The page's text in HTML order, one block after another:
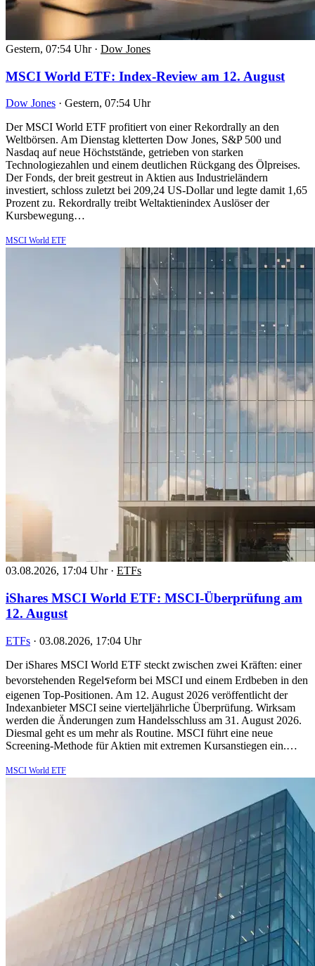
Gestern, 07:54 Uhr · Dow Jones
MSCI World ETF: Index-Review am 12. August
Dow Jones · Gestern, 07:54 Uhr
Der MSCI World ETF profitiert von einer Rekordrally an den
Weltbörsen. Am Dienstag kletterten Dow Jones, S&P 500 und
Nasdaq auf neue Höchststände, getrieben von starken
Technologiezahlen und einem deutlichen Rückgang des Ölpreises.
Der Fonds, der breit gestreut in Aktien aus Industrieländern
investiert, schloss zuletzt bei 209,24 US-Dollar und legte damit 1,65
Prozent zu. Rekordrally treibt Weltaktienindex Auslöser der
Kursbewegung…
MSCI World ETF
03.08.2026, 17:04 Uhr · ETFs
iShares MSCI World ETF: MSCI-Überprüfung am
12. August
ETFs · 03.08.2026, 17:04 Uhr
Der iShares MSCI World ETF steckt zwischen zwei Kräften: einer
bevorstehenden Regelรeform bei MSCI und einem Erdbeben in den
eigenen Top-Positionen. Am 12. August 2026 veröffentlicht der
Indexanbieter MSCI seine vierteljährliche Überprüfung. Wirksam
werden die Änderungen zum Handelsschluss am 31. August 2026.
Diesmal geht es um mehr als Routine. MSCI führt eine neue
Screening-Methode für Aktien mit extremen Kursanstiegen ein.…
MSCI World ETF